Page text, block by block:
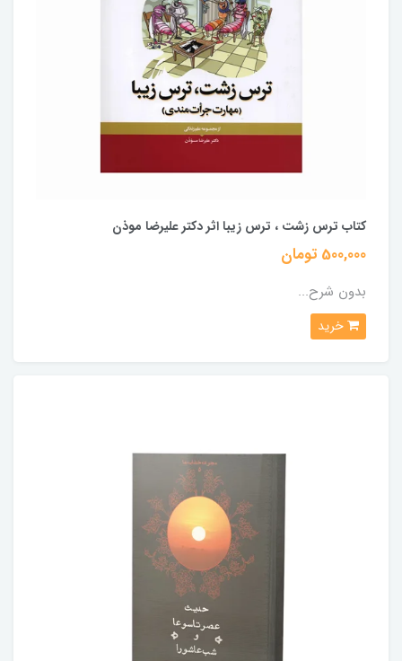
کتاب ترس زشت ، ترس زیبا اثر دکتر علیرضا موذن
500,000 تومان
بدون شرح...